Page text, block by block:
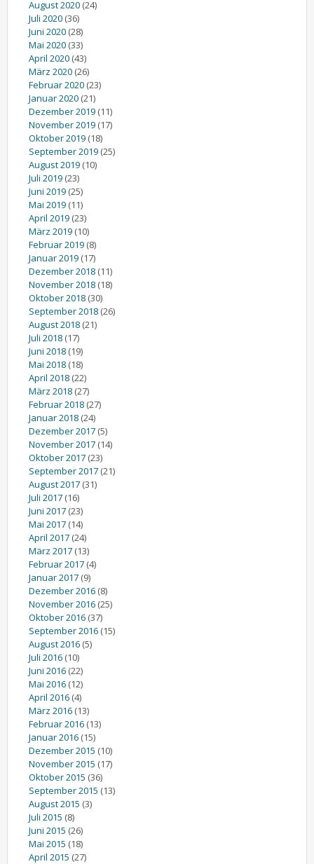
August 2020 (24)
Juli 2020 (36)
Juni 2020 (28)
Mai 2020 (33)
April 2020 (43)
März 2020 (26)
Februar 2020 (23)
Januar 2020 (21)
Dezember 2019 (11)
November 2019 (17)
Oktober 2019 (18)
September 2019 (25)
August 2019 (10)
Juli 2019 (23)
Juni 2019 (25)
Mai 2019 (11)
April 2019 (23)
März 2019 (10)
Februar 2019 (8)
Januar 2019 (17)
Dezember 2018 (11)
November 2018 (18)
Oktober 2018 (30)
September 2018 (26)
August 2018 (21)
Juli 2018 (17)
Juni 2018 (19)
Mai 2018 (18)
April 2018 (22)
März 2018 (27)
Februar 2018 (27)
Januar 2018 (24)
Dezember 2017 (5)
November 2017 (14)
Oktober 2017 (23)
September 2017 (21)
August 2017 (31)
Juli 2017 (16)
Juni 2017 (23)
Mai 2017 (14)
April 2017 (24)
März 2017 (13)
Februar 2017 (4)
Januar 2017 (9)
Dezember 2016 (8)
November 2016 (25)
Oktober 2016 (37)
September 2016 (15)
August 2016 (5)
Juli 2016 (10)
Juni 2016 (22)
Mai 2016 (12)
April 2016 (4)
März 2016 (13)
Februar 2016 (13)
Januar 2016 (15)
Dezember 2015 (10)
November 2015 (17)
Oktober 2015 (36)
September 2015 (13)
August 2015 (3)
Juli 2015 (8)
Juni 2015 (26)
Mai 2015 (18)
April 2015 (27)